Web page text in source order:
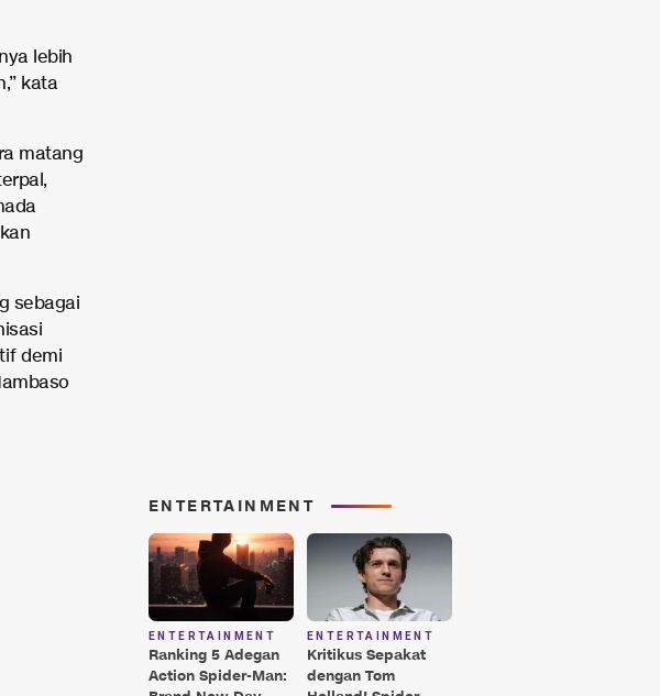
lebih
kata
matang
sebagai
demi
ENTERTAINMENT
ENTERTAINMENT
Ranking 5 Adegan
Action Spider-Man:
ENTERTAINMENT
Kritikus Sepakat
dengan Tom